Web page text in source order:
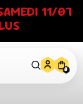
11/07
0